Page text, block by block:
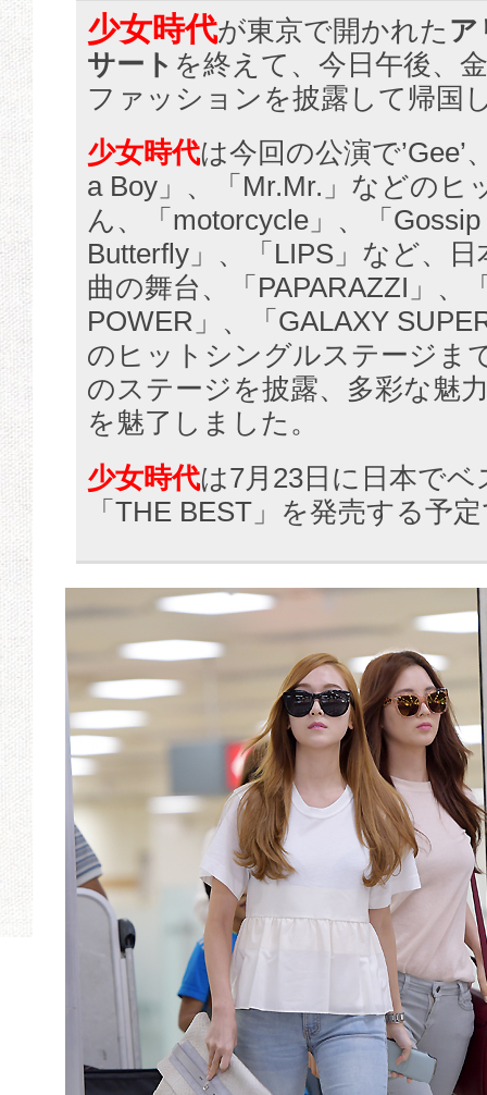
少女時代が東京で開かれた ア
サート を終えて、今日午後、
ファッションを披露して帰国
少女時代は今回の公演で’Gee’
a Boy」、「Mr.Mr.」などのヒ
ん、「motorcycle」、「
Butterfly」、「LIPS」など、
曲の舞台、「PAPARAZZI」、
POWER」、「GALAXY
のヒットシングルステージま
のステージを披露、多彩な魅
を魅了しました。
少女時代は7月23日に日本で
「THE BEST」を発売する予